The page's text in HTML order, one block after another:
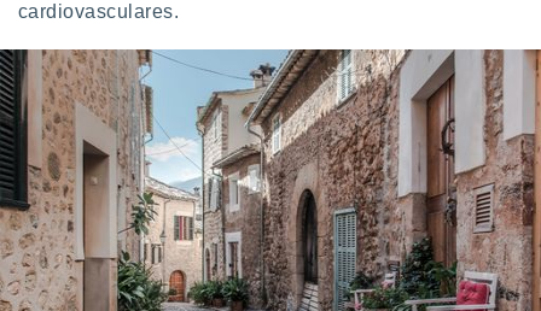
cardiovasculares.